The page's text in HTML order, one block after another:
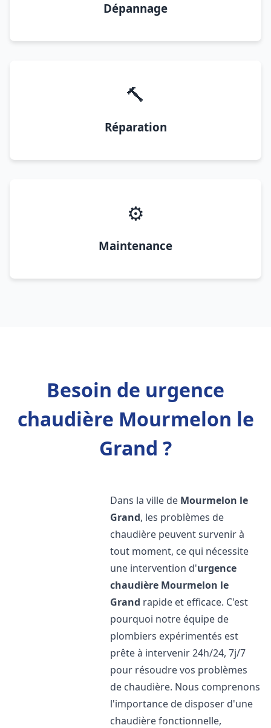
Dépannage
🔨
Réparation
⚙️
Maintenance
Besoin de urgence
chaudière Mourmelon le
Grand ?
Dans la ville de Mourmelon le
Grand, les problèmes de
chaudière peuvent survenir à
tout moment, ce qui nécessite
une intervention d'urgence
chaudière Mourmelon le
Grand rapide et efficace. C'est
pourquoi notre équipe de
plombiers expérimentés est
prête à intervenir 24h/24, 7j/7
pour résoudre vos problèmes
de chaudière. Nous comprenons
l'importance de disposer d'une
chaudière fonctionnelle,